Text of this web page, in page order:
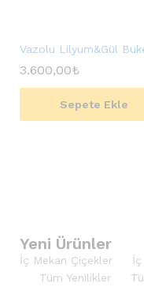
Vazolu Lilyum&Gül
3.600,00₺
Sepete Ekle
Yeni Ürünler
İç Mekan Çiçekler
Tüm Yenilikler